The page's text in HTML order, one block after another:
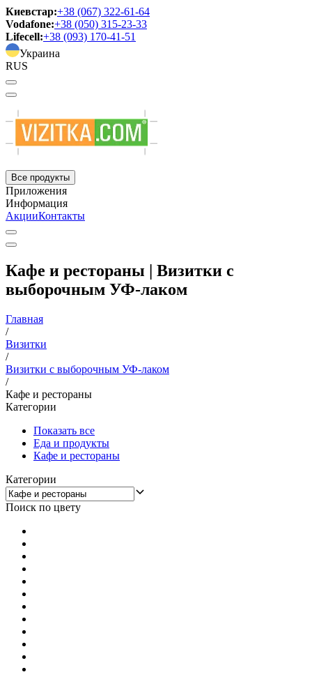
Киевстар:+38 (067) 322-61-64
Vodafone:+38 (050) 315-23-33
Lifecell:+38 (093) 170-41-51
Украина
RUS
Все продукты
Приложения
Информация
АкцииКонтакты
Кафе и рестораны | Визитки с
выборочным УФ-лаком
Главная
/
Визитки
/
Визитки с выборочным УФ-лаком
/
Кафе и рестораны
Категории
Показать все
Еда и продукты
Кафе и рестораны
Категории
Поиск по цвету